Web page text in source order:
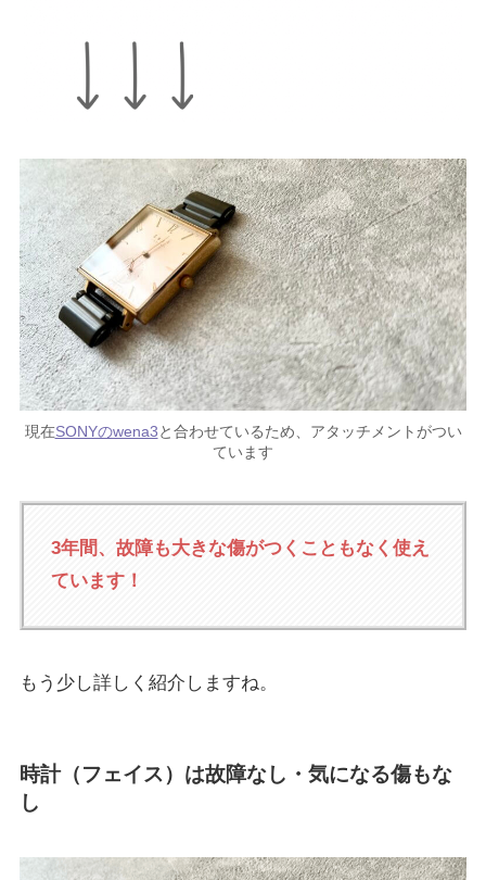
現在SONYのwena3 と合わせているため、アタッチメントがつい
ています
3年間、故障も大きな傷がつくこともなく使え
ています！
もう少し詳しく紹介しますね。
時計（フェイス）は故障なし・気になる傷もな
し